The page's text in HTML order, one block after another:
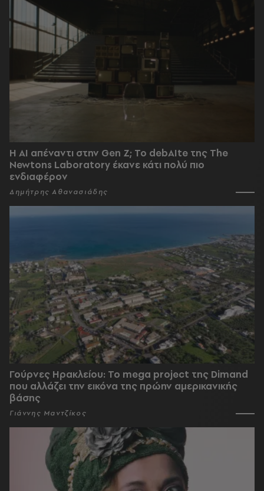
Η AI απέναντι στην Gen Z; Το debAIte της The
Newtons Laboratory έκανε κάτι πολύ πιο
ενδιαφέρον
Δημήτρης Αθανασιάδης
Γούρνες Ηρακλείου: To mega project της Dimand
που αλλάζει την εικόνα της πρώην αμερικανικής
βάσης
Γιάννης Μαντζίκος